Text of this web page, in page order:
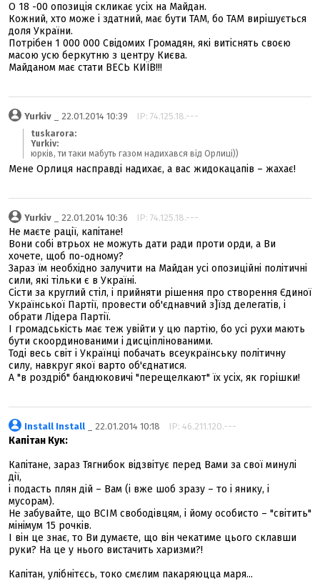
О 18 -00 опозиція скликає усіх на Майдан.
Кожний, хто може і здатний, має бути ТАМ, бо ТАМ вирішується
доля України.
Потрібен 1 000 000 Свідомих Громадян, які витіснять своєю
масою усю беркутню з центру Києва.
Майданом має стати ВЕСЬ КИЇВ!!!
Yurkiv _ 22.01.2014 10:39 IP: 74.125.18.---
tuskarora:
Yurkiv:
юрків, ти таки мабуть газом надихався від Орлиці))
Мене Орлиця насправді надихає, а вас жидокацапів – жахає!
Yurkiv _ 22.01.2014 10:36 IP: 74.125.18.---
Не маєте рації, капітане!
Вони собі втрьох не можуть дати ради проти орди, а Ви
хочете, щоб по-одному?
Зараз їм необхідно залучити на Майдан усі опозиційні політичні
сили, які тільки є в Україні.
Сісти за круглий стіл, і прийняти рішення про створення Єдиної
Української Партії, провести об'єднавчий з]їзд делегатів, і
обрати Лідера Партії.
І громадськість має теж увійти у цю партію, бо усі рухи мають
бути скоординованими і дисціплінованими.
Тоді весь світ і Українці побачать всеукраїнську політичну
силу, навкруг якої варто об'єднатися.
А "в роздріб" бандюковичі "перещелкают" їх усіх, як горішки!
Install Install _ 22.01.2014 10:18 IP: 46.211.120.---
Капітан Кук:
Капітане, зараз Тягнибок відзвітує перед Вами за свої минулі
дії,
і подасть плян дій – Вам (і вже шоб зразу – то і янику, і
мусорам).
Не забувайте, що ВСІМ свободівцям, і йому особисто – "світить"
мінімум 15 рочків.
І він це знає, то Ви думаєте, що він чекатиме цього склавши
руки? На це у нього вистачить харизми?!
Капітан, улібнітєсь, токо смєлим пакаряюцца маря...